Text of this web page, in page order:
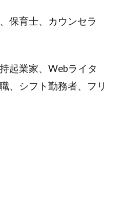
保育士、カウンセラ
起業家、Webライタ
、シフト勤務者、フリ